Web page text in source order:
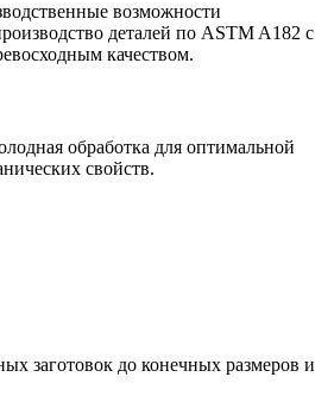
возможности
деталей по ASTM A182 с
качеством.
обработка для оптимальной
свойств.
заготовок до конечных размеров и